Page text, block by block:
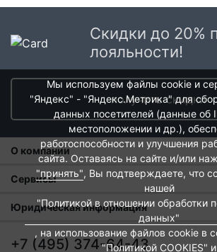
это
жизни.
Доставка в Москве и области
В Москве и Московской области
Стоимость доставки в Москве в
в Московской Области и Москве за
Интервал доставки по Московской
При заказе в пункт выдачи СДЭК
рассчитывается согласно тарифу СДЭК.
выдачи осуществляется только
Срок доставки от 1 до 2 дней.
Доставка крупногабаритных товаров и
Скидки до 20%
лояльности!
получить скидки
О компании
О нас
Магазины
Новости
Сервисы
Оплата и тарифы доставки
Обмен и возврат
Юридическая информация
Пользовательское соглашение
+7 (495) 374-64-43
Мы используем файлы cookie и
"Яндекс" - "Яндекс.Метрика" для
данных посетителей (данные об
местоположении и др.),
работоспособности и улучшения
сайта. Оставаясь на сайте и/или
"принять", Вы подтверждаете, что
нашей
"Политикой в отношении обработки
данных"
, на использование файлов cookie в
"Политикой COOKIES" и